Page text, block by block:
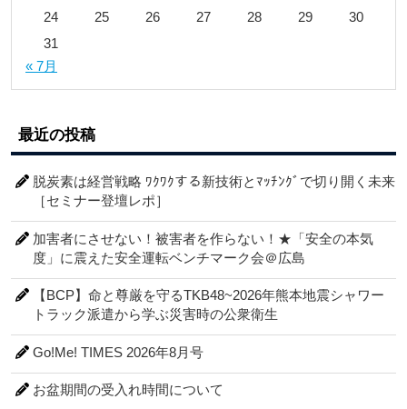
24
25 26 27 28 29
30
31
« 7月
最近の投稿
脱炭素は経営戦略 ﾜｸﾜｸする新技術とﾏｯﾁﾝｸﾞで切り開く未来
［セミナー登壇レポ］
加害者にさせない！被害者を作らない！★「安全の本気
度」に震えた安全運転ベンチマーク会＠広島
【BCP】命と尊厳を守るTKB48~2026年熊本地震シャワー
トラック派遣から学ぶ災害時の公衆衛生
Go!Me! TIMES 2026年8月号
お盆期間の受入れ時間について